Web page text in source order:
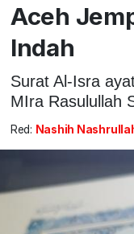
Aceh
Indah
Surat Al-Isra
MIra Rasulullah
Red: Nashih